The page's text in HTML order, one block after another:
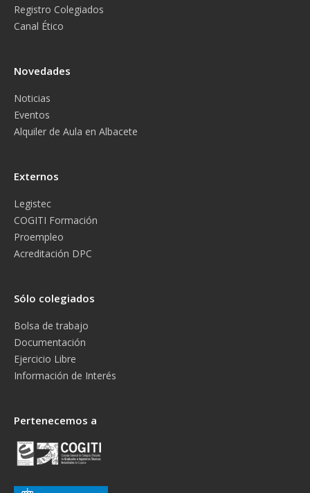
Registro Colegiados
Canal Ético
Novedades
Noticias
Eventos
Alquiler de Aula en Albacete
Externos
Legistec
COGITI Formación
Proempleo
Acreditación DPC
Sólo colegiados
Bolsa de trabajo
Documentación
Ejercicio Libre
Información de Interés
Pertenecemos a